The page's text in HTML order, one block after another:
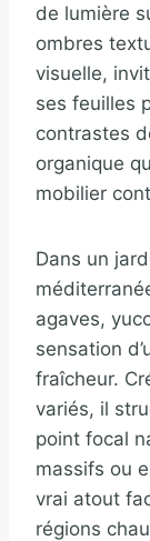
de lumière
ombres
visuelle,
ses feuilles
contrastes
organique
mobilier
Dans un
agaves,
sensation
fraîcheur.
variés, il
point focal
massifs ou
vrai atout
régions